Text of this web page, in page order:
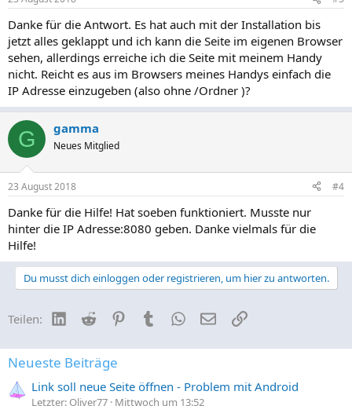
Danke für die Antwort. Es hat auch mit der Installation bis
jetzt alles geklappt und ich kann die Seite im eigenen Browser
sehen, allerdings erreiche ich die Seite mit meinem Handy
nicht. Reicht es aus im Browsers meines Handys einfach die
IP Adresse einzugeben (also ohne /Ordner )?
G gamma
Neues Mitglied
23 August 2018 #4
Danke für die Hilfe! Hat soeben funktioniert. Musste nur
hinter die IP Adresse:8080 geben. Danke vielmals für die
Hilfe!
Du musst dich einloggen oder registrieren, um hier zu antworten.
Teilen: LinkedIn
Reddit PinterestTumblrWhatsApp
E-MailLink
Neueste Beiträge
Link soll neue Seite öffnen - Problem mit Android
Letzter: Oliver77 Mittwoch um 13:52